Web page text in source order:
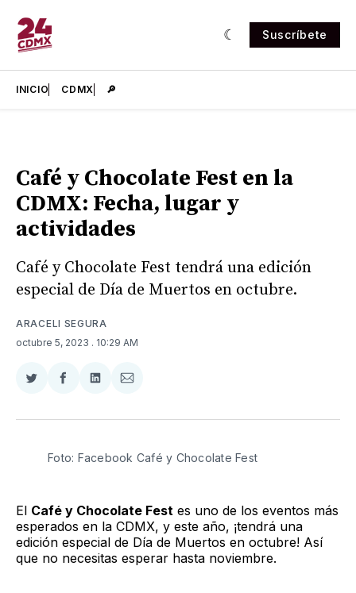
Suscríbete
INICIO CDMX 🔎
Café y Chocolate Fest en la
CDMX: Fecha, lugar y
actividades
Café y Chocolate Fest tendrá una edición
especial de Día de Muertos en octubre.
ARACELI SEGURA
octubre 5, 2023 . 10:29 AM
Compartir
Twitter
Compartir
Facebook
Compartir
LinkedIn
Compartir
Email
Foto: Facebook Café y Chocolate Fest
El Café y Chocolate Fest es uno de los eventos más
esperados en la CDMX, y este año, ¡tendrá una
edición especial de Día de Muertos en octubre! Así
que no necesitas esperar hasta noviembre.